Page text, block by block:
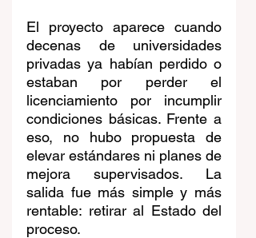
El proyecto aparece cuando
decenas de universidades
privadas ya habían perdido o
estaban por perder el
licenciamiento por incumplir
condiciones básicas. Frente a
eso, no hubo propuesta de
elevar estándares ni planes de
mejora supervisados. La
salida fue más simple y más
rentable: retirar al Estado del
proceso.